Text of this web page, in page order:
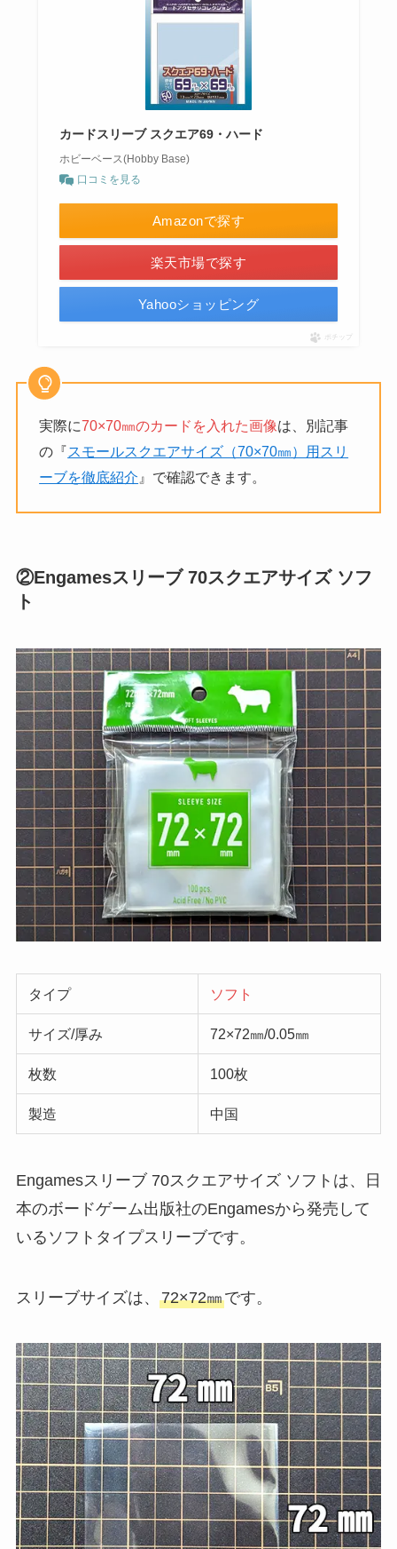
カードスリーブ スクエア69・ハード
ホビーベース(Hobby Base)
口コミを見る
Amazonで探す
楽天市場で探す
Yahooショッピング
ポチップ
実際に70×70㎜のカードを入れた画像は、別記事
の『スモールスクエアサイズ（70×70㎜）用スリ
ーブを徹底紹介 』で確認できます。
②Engamesスリーブ 70スクエアサイズ ソフ
ト
タイプ ソフト
サイズ/厚み 72×72㎜/0.05㎜
枚数 100枚
製造 中国
Engamesスリーブ 70スクエアサイズ ソフトは、日
本のボードゲーム出版社のEngamesから発売して
いるソフトタイプスリーブです。
スリーブサイズは、 72×72㎜です。